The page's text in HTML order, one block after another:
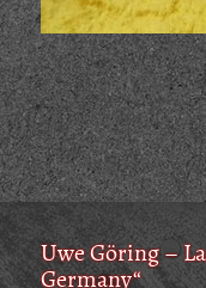
Uwe Göring –
Germany“